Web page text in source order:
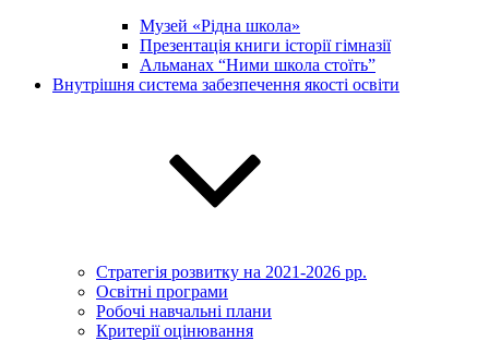
Музей «Рідна школа»
Презентація книги історії гімназії
Альманах “Ними школа стоїть”
Внутрішня система забезпечення якості освіти
Стратегія розвитку на 2021-2026 рр.
Освітні програми
Робочі навчальні плани
Критерії оцінювання